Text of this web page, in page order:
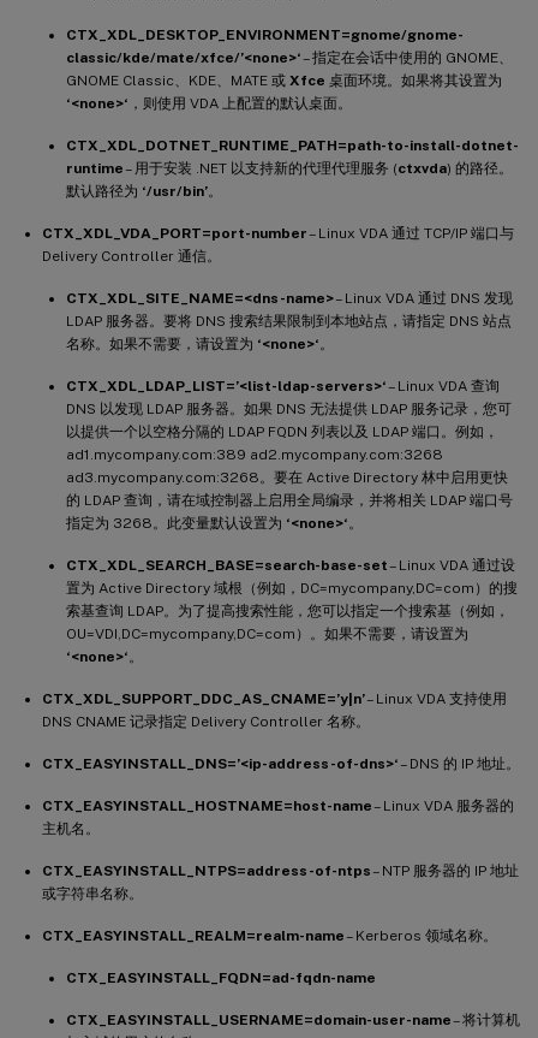
CTX_XDL_DESKTOP_ENVIRONMENT=gnome/gnome-
classic/kde/mate/xfce/’<none>‘– 指定在会话中使用的 GNOME、
GNOME Classic、KDE、MATE 或 Xfce 桌面环境。如果将其设置为
‘<none>‘ ，则使用 VDA 上配置的默认桌面。
CTX_XDL_DOTNET_RUNTIME_PATH=path-to-install-dotnet-
runtime– 用于安装 .NET 以支持新的代理代理服务 (ctxvda) 的路径。
默认路径为 ‘/usr/bin’。
CTX_XDL_VDA_PORT=port-number– Linux VDA 通过 TCP/IP 端口与
Delivery Controller 通信。
CTX_XDL_SITE_NAME=<dns-name>– Linux VDA 通过 DNS 发现
LDAP 服务器。要将 DNS 搜索结果限制到本地站点，请指定 DNS 站点
名称。如果不需要，请设置为 ‘<none>‘。
CTX_XDL_LDAP_LIST=’<list-ldap-servers>‘– Linux VDA 查询
DNS 以发现 LDAP 服务器。如果 DNS 无法提供 LDAP 服务记录，您可
以提供一个以空格分隔的 LDAP FQDN 列表以及 LDAP 端口。例如，
ad1.mycompany.com:389 ad2.mycompany.com:3268
ad3.mycompany.com:3268。要在 Active Directory 林中启用更快
的 LDAP 查询，请在域控制器上启用全局编录，并将相关 LDAP 端口号
指定为 3268。此变量默认设置为 ‘<none>‘。
CTX_XDL_SEARCH_BASE=search-base-set– Linux VDA 通过设
置为 Active Directory 域根（例如，DC=mycompany,DC=com）的搜
索基查询 LDAP。为了提高搜索性能，您可以指定一个搜索基（例如，
OU=VDI,DC=mycompany,DC=com）。如果不需要，请设置为
‘<none>‘。
CTX_XDL_SUPPORT_DDC_AS_CNAME=’y|n’– Linux VDA 支持使用
DNS CNAME 记录指定 Delivery Controller 名称。
CTX_EASYINSTALL_DNS=’<ip-address-of-dns>‘– DNS 的 IP 地址。
CTX_EASYINSTALL_HOSTNAME=host-name– Linux VDA 服务器的
主机名。
CTX_EASYINSTALL_NTPS=address-of-ntps– NTP 服务器的 IP 地址
或字符串名称。
CTX_EASYINSTALL_REALM=realm-name– Kerberos 领域名称。
CTX_EASYINSTALL_FQDN=ad-fqdn-name
CTX_EASYINSTALL_USERNAME=domain-user-name– 将计算机